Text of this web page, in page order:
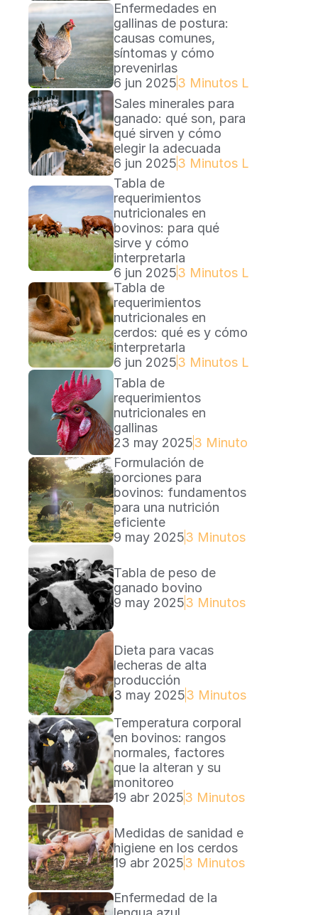
Enfermedades en
gallinas de postura:
causas comunes,
síntomas y cómo
prevenirlas
6 jun 20253 Minutos Lectura
Sales minerales para
ganado: qué son, para
qué sirven y cómo
elegir la adecuada
6 jun 20253 Minutos Lectura
Tabla de
requerimientos
nutricionales en
bovinos: para qué
sirve y cómo
interpretarla
6 jun 20253 Minutos Lectura
Tabla de
requerimientos
nutricionales en
cerdos: qué es y cómo
interpretarla
6 jun 20253 Minutos Lectura
Tabla de
requerimientos
nutricionales en
gallinas
23 may 20253 Minutos Lectura
Formulación de
porciones para
bovinos: fundamentos
para una nutrición
eficiente
9 may 20253 Minutos Lectura
Tabla de peso de
ganado bovino
9 may 20253 Minutos Lectura
Dieta para vacas
lecheras de alta
producción
3 may 20253 Minutos Lectura
Temperatura corporal
en bovinos: rangos
normales, factores
que la alteran y su
monitoreo
19 abr 20253 Minutos Lectura
Medidas de sanidad e
higiene en los cerdos
19 abr 20253 Minutos Lectura
Enfermedad de la